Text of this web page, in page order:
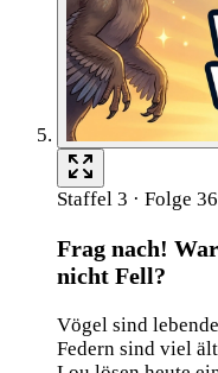
Staffel 3 · Folge 36
Frag nach!
nicht Fell?
Vögel sind
Federn sind viel